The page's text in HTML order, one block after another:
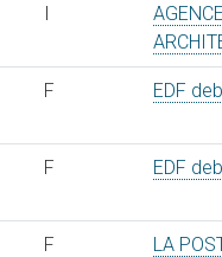
I
F EDF
F EDF
F LA